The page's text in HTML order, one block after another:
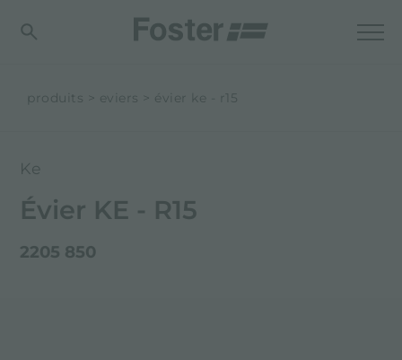
produits eviers évier ke - r15
Ke
Évier KE - R15
2205 850